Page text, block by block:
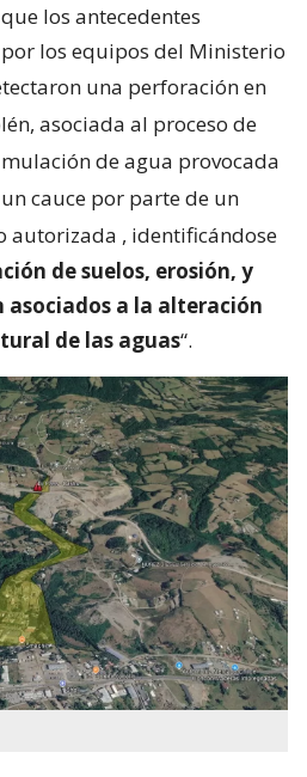
los antecedentes
los equipos del Ministerio
una perforación en
asociada al proceso de
de agua provocada
cauce por parte de un
autorizada , identificándose
de suelos, erosión, y
asociados a la alteración
de las aguas“.